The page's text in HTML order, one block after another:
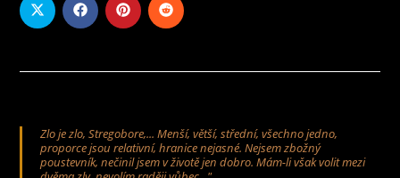
Zlo je zlo, Stregobore,... Menší, větší, střední, všechno jedno,
proporce jsou relativní, hranice nejasné. Nejsem zbožný
poustevník, nečinil jsem v životě jen dobro. Mám-li však volit mezi